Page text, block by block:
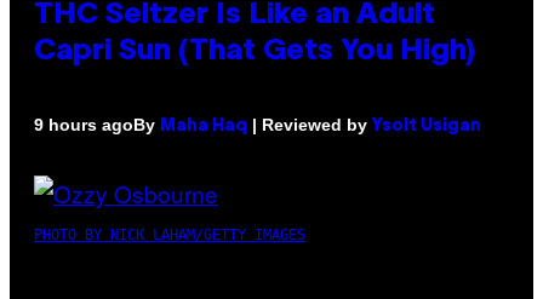
THC Seltzer Is Like an Adult
Capri Sun (That Gets You High)
9 hours agoBy Maha Haq | Reviewed by Ysolt Usigan
PHOTO BY NICK LAHAM/GETTY IMAGES